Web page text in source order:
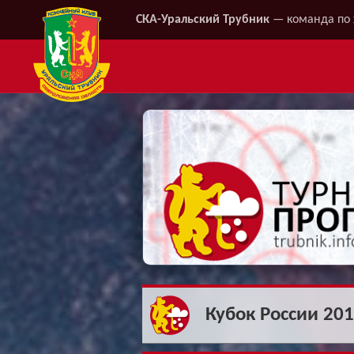
СКА-Уральский Трубник — команда по
Кубок России